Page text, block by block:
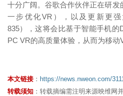
十分广阔。谷歌合作伙伴正在研
一步优化VR），以及更新更
835），这将会比基于智能手机的
PC VR的高质量体验，从而为移动
本文链接 ： https://news.nweon.com/
转载须知 ：转载摘编需注明来源映维网